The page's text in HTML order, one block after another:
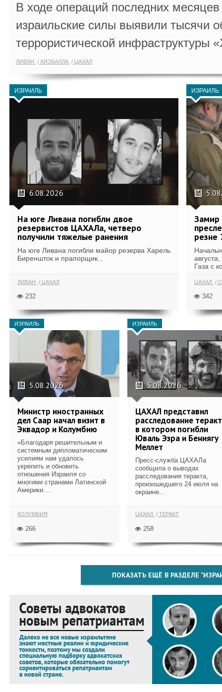
В ходе операций последних
израильские силы выявили тысячи
террористической инфраструктуры
ЛИВАН ХИЗБАЛЛА ЦАХАЛ
ИЗРАИЛЬ
6.08.2026
На юге Ливана погибли двое
резервистов ЦАХАЛа, четверо
получили тяжелые ранения
На юге Ливана погибли майор резерва Харель
Биреншток и прапорщик...
ЛИВАН ЦАХАЛ
232
ИЗРАИЛЬ
Замир
резне
Газа с
ЦАХАЛ
342
ИЗРАИЛЬ
5.08.2026
Министр иностранных
дел Саар начал визит в
Эквадор и Колумбию
«Благодаря решительным и
системным дипломатическим
усилиям нам удалось
укрепить и обновить
отношения Израиля со
многими странами Латинской
Америки....
КОЛУМБИЯ
266
ИЗРАИЛЬ
5.08.2026
ЦАХАЛ представил
расследование
в котором погибли
Юваль Эзра и Бениягу
Меллет
Пресс-служба ЦАХАЛа
сообщила о выводах
расследования теракта,
произошедшего 24 июля на
окраине...
ЦАХАЛ ТЕРАКТ
258
ПОКАЗАТЬ ЕЩЁ В РАЗДЕЛЕ